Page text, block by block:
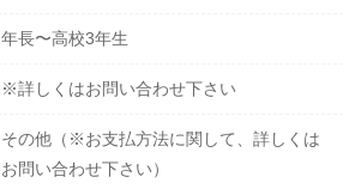
年長〜高校3年生
※詳しくはお問い合わせ下さい
その他（※お支払方法に関して、詳しくは
お問い合わせ下さい）